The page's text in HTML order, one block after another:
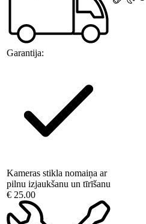
Garantija:
Kameras stikla nomaiņa ar
pilnu izjaukšanu un tīrīšanu
€ 25.00